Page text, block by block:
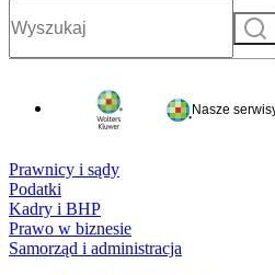
Nasze
Prawnicy i sądy
Podatki
Kadry i BHP
Prawo w biznesie
Samorząd i administracja